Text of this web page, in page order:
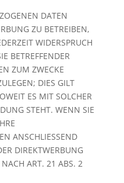
DATEN
ZU BETREIBEN,
WIDERSPRUCH
BETREFFENDER
ZUM ZWECKE
DIES GILT
ES MIT SOLCHER
STEHT. WENN SIE
ANSCHLIESSEND
DIREKTWERBUNG
NACH ART. 21 ABS. 2